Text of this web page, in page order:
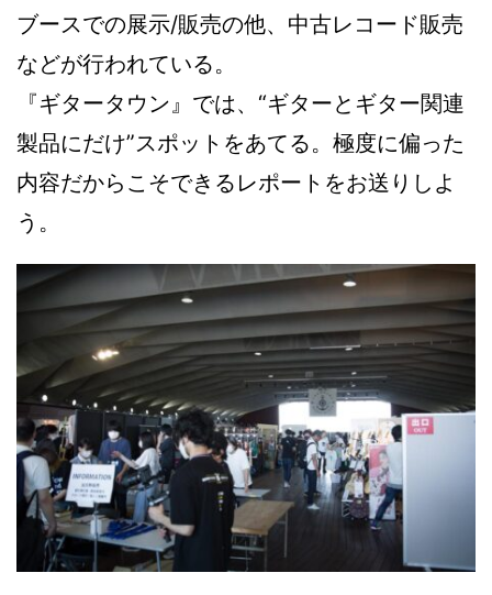
ブースでの展示/販売の他、中古レコード販売
などが行われている。
『ギタータウン』では、“ギターとギター関連
製品にだけ”スポットをあてる。極度に偏った
内容だからこそできるレポートをお送りしよ
う。